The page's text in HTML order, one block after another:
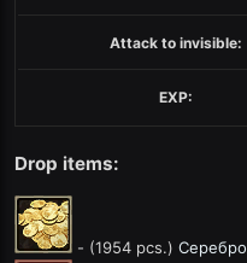
Attack to invisible:
EXP:
Drop items:
- (1954 pcs.) Серебро